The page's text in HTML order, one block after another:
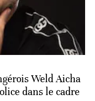
Weld Aicha
dans le cadre